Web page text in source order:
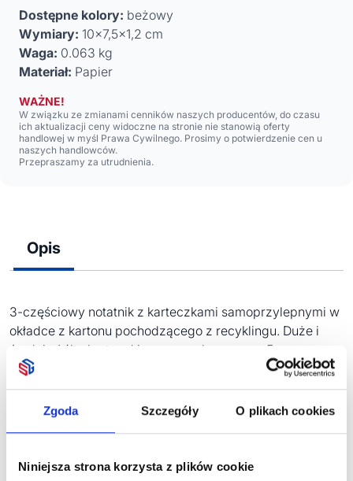
Zgoda Szczegóły O plikach cookies
Niniejsza strona korzysta z plików cookie
Dostępne kolory: beżowy
Wymiary: 10x7,5x1,2 cm
Waga: 0.063 kg
Materiał: Papier
WAŻNE!
W związku ze zmianami cenników naszych producentów, do czasu
ich aktualizacji ceny widoczne na stronie nie stanowią oferty
handlowej w myśl Prawa Cywilnego. Prosimy o potwierdzenie cen u
naszych handlowców.
Przepraszamy za utrudnienia.
Opis
3-częściowy notatnik z karteczkami samoprzylepnymi w
okładce z kartonu pochodzącego z recyklingu. Duże i
średnie żółte karteczki samoprzylepne oraz 5
znaczników w różnych kolorach.
Zobacz również